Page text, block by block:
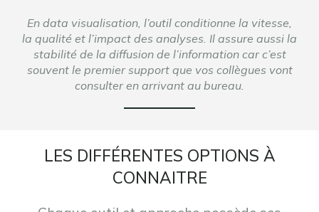
En data visualisation, l’outil conditionne la vitesse,
la qualité et l’impact des analyses. Il assure aussi la
stabilité de la diffusion de l’information car c’est
souvent le premier support que vos collègues vont
consulter en arrivant au bureau.
LES DIFFÉRENTES OPTIONS À
CONNAITRE